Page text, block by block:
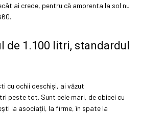
ai crede, pentru că amprenta la sol nu
de 1.100 litri, standardul
cu ochii deschiși, ai văzut
peste tot. Sunt cele mari, de obicei cu
la asociații, la firme, în spate la